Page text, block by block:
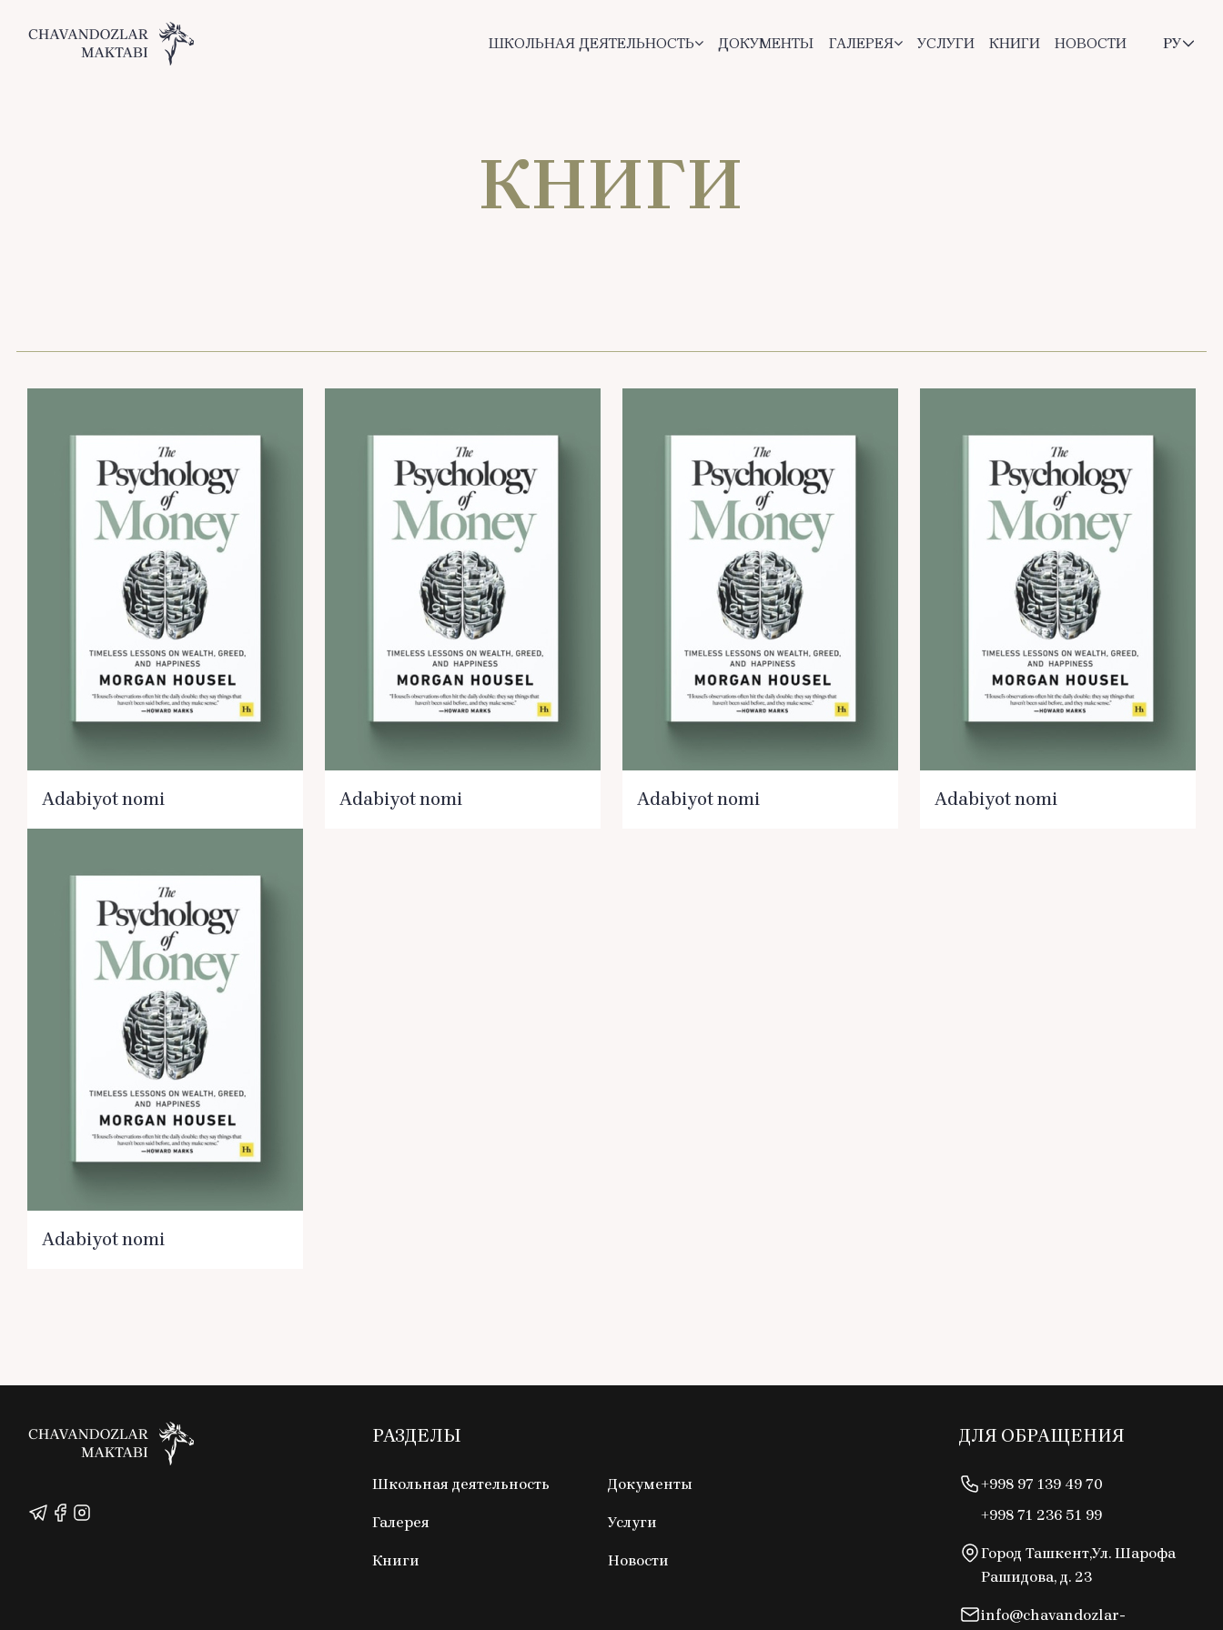
ШКОЛЬНАЯ ДЕЯТЕЛЬНОСТЬ ДОКУМЕНТЫ ГАЛЕРЕЯ УСЛУГИ КНИГИ НОВОСТИ РУ
КНИГИ
Adabiyot nomi Adabiyot nomi Adabiyot nomi Adabiyot nomi
Adabiyot nomi
РАЗДЕЛЫ
Школьная деятельность Документы
Галерея Услуги
Книги Новости
ДЛЯ ОБРАЩЕНИЯ
+998 97 139 49 70
+998 71 236 51 99
Город Ташкент,Ул. Шарофа
Рашидова, д. 23
info@chavandozlar-